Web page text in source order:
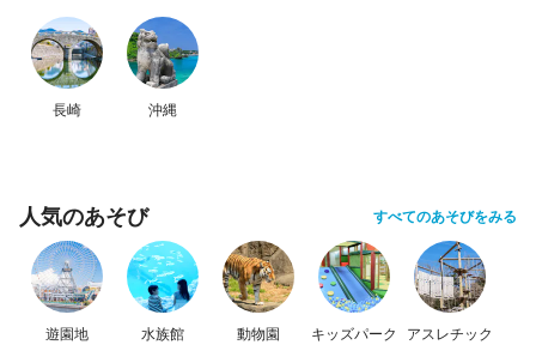
長崎 沖縄
人気のあそび すべてのあそびをみる
遊園地 水族館 動物園 キッズパーク アスレチック